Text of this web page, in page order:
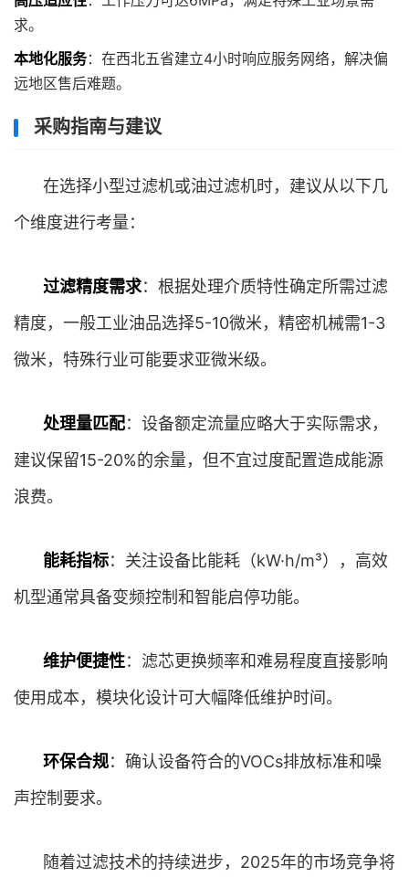
求。
本地化服务：在西北五省建立4小时响应服务网络，解决偏
远地区售后难题。
采购指南与建议
在选择小型过滤机或油过滤机时，建议从以下几
个维度进行考量：
过滤精度需求：根据处理介质特性确定所需过滤
精度，一般工业油品选择5-10微米，精密机械需1-3
微米，特殊行业可能要求亚微米级。
处理量匹配：设备额定流量应略大于实际需求，
建议保留15-20%的余量，但不宜过度配置造成能源
浪费。
能耗指标：关注设备比能耗（kW·h/m³），高效
机型通常具备变频控制和智能启停功能。
维护便捷性：滤芯更换频率和难易程度直接影响
使用成本，模块化设计可大幅降低维护时间。
环保合规：确认设备符合的VOCs排放标准和噪
声控制要求。
随着过滤技术的持续进步，2025年的市场竞争将